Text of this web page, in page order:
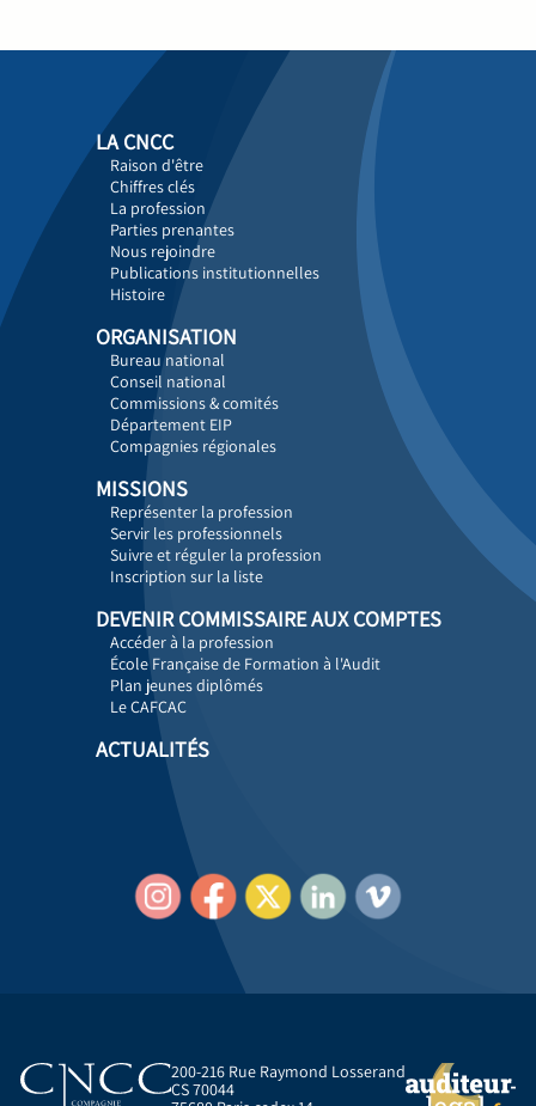
LA CNCC
Raison d'être
Chiffres clés
La profession
Parties prenantes
Nous rejoindre
Publications institutionnelles
Histoire
ORGANISATION
Bureau national
Conseil national
Commissions & comités
Département EIP
Compagnies régionales
MISSIONS
Représenter la profession
Servir les professionnels
Suivre et réguler la profession
Inscription sur la liste
DEVENIR COMMISSAIRE AUX COMPTES
Accéder à la profession
École Française de Formation à l'Audit
Plan jeunes diplômés
Le CAFCAC
ACTUALITÉS
200-216 Rue Raymond Losserand
CS 70044